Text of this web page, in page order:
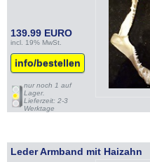
139.99 EURO
incl. 19% MwSt.
info/bestellen
nur noch 1 auf
Lager.
Lieferzeit: 2-3
Werktage
Leder Armband mit Haizahn